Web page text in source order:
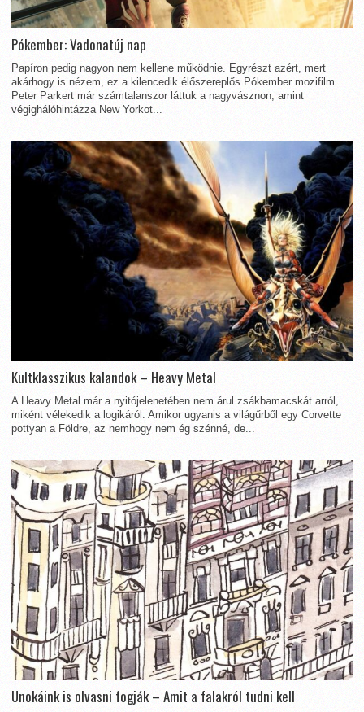
Pókember: Vadonatúj nap
Papíron pedig nagyon nem kellene működnie. Egyrészt azért, mert
akárhogy is nézem, ez a kilencedik élőszereplős Pókember mozifilm.
Peter Parkert már számtalanszor láttuk a nagyvásznon, amint
végighálóhintázza New Yorkot...
Kultklasszikus kalandok – Heavy Metal
A Heavy Metal már a nyitójelenetében nem árul zsákbamacskát arról,
miként vélekedik a logikáról. Amikor ugyanis a világűrből egy Corvette
pottyan a Földre, az nemhogy nem ég szénné, de...
Unokáink is olvasni fogják – Amit a falakról tudni kell